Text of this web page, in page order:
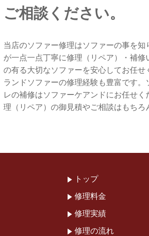
ご相談ください。
当店のソファー修理はソファーの事を知
が一点一点丁寧に修理（リペア）・補修
の有る大切なソファーを安心してお任せ
ランドソファーの修理経験も豊富です。
レの補修はソファーケアンドにお任せく
理（リペア）の御見積やご相談はもちろ
トップ
修理料金
修理実績
修理の流れ